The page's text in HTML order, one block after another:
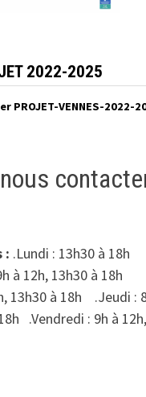
2022-2025
PROJET-VENNES-2022-
: .Lundi : 13h30 à
à 12h, 13h30 à
13h30 à 18h .Jeudi :
.Vendredi : 9h à